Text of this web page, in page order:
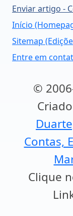
Enviar artigo -
Início
Sitemap
Entre em
©
Contas,
Clique